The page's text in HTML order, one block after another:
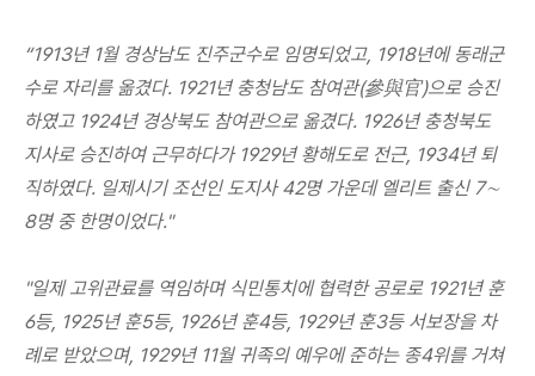
“1913년 1월 경상남도 진주군수로 임명되었고, 1918년에 동래군
수로 자리를 옮겼다. 1921년 충청남도 참여관(參與官)으로 승진
하였고 1924년 경상북도 참여관으로 옮겼다. 1926년 충청북도
지사로 승진하여 근무하다가 1929년 황해도로 전근, 1934년 퇴
직하였다. 일제시기 조선인 도지사 42명 가운데 엘리트 출신 7∼
8명 중 한명이었다."
"일제 고위관료를 역임하며 식민통치에 협력한 공로로 1921년 훈
6등, 1925년 훈5등, 1926년 훈4등, 1929년 훈3등 서보장을 차
례로 받았으며, 1929년 11월 귀족의 예우에 준하는 종4위를 거쳐